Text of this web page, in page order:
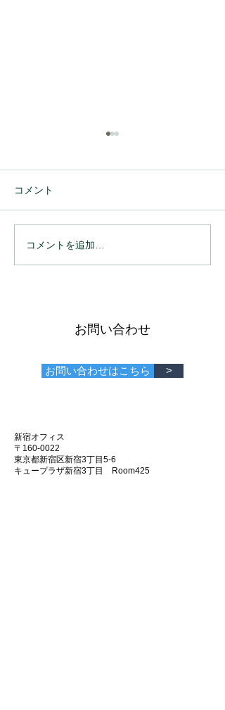
DXを支援する！アプリ機
能のご紹介⑦
コメント
コメントを追加…
お問い合わせ
お問い合わせはこちら >
新宿オフィス
〒160-0022
東京都新宿区新宿3丁目5-6
キュープラザ新宿3丁目 Room425